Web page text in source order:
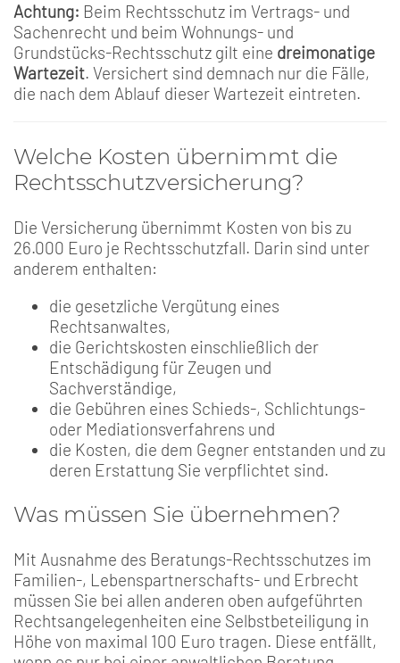
Achtung: Beim Rechtsschutz im Vertrags- und
Sachenrecht und beim Wohnungs- und
Grundstücks-Rechtsschutz gilt eine dreimonatige
Wartezeit. Versichert sind demnach nur die Fälle,
die nach dem Ablauf dieser Wartezeit eintreten.
Welche Kosten übernimmt die
Rechtsschutzversicherung?
Die Versicherung übernimmt Kosten von bis zu
26.000 Euro je Rechtsschutzfall. Darin sind unter
anderem enthalten:
die gesetzliche Vergütung eines
Rechtsanwaltes,
die Gerichtskosten einschließlich der
Entschädigung für Zeugen und
Sachverständige,
die Gebühren eines Schieds-, Schlichtungs-
oder Mediationsverfahrens und
die Kosten, die dem Gegner entstanden und zu
deren Erstattung Sie verpflichtet sind.
Was müssen Sie übernehmen?
Mit Ausnahme des Beratungs-Rechtsschutzes im
Familien-, Lebenspartnerschafts- und Erbrecht
müssen Sie bei allen anderen oben aufgeführten
Rechtsangelegenheiten eine Selbstbeteiligung in
Höhe von maximal 100 Euro tragen. Diese entfällt,